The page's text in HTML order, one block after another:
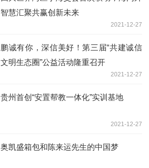
智慧汇聚共赢创新未来
2021-12-27
鹏诚有你，深信美好！第三届“共建诚信
文明生态圈”公益活动隆重召开
2021-12-27
贵州首创“安置帮教一体化”实训基地
2021-12-27
奥凯盛箱包和陈来运先生的中国梦